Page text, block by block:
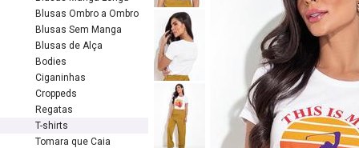
Blusas Ombro a Ombro
Blusas Sem Manga
Blusas de Alça
Bodies
Ciganinhas
Croppeds
Regatas
T-shirts
Tomara que Caia